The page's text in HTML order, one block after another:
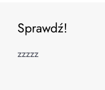
Sprawdź!
zzzzz